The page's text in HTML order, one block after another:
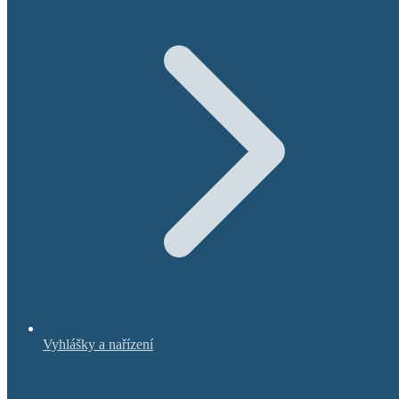
Vyhlášky a nařízení